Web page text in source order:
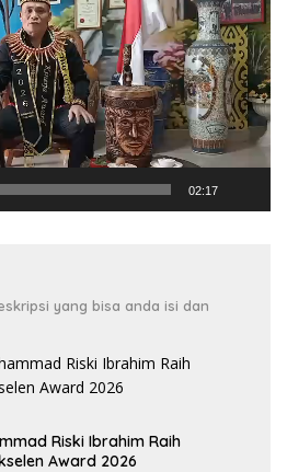
02:17
yang bisa anda isi dan
Riski Ibrahim Raih
Award 2026